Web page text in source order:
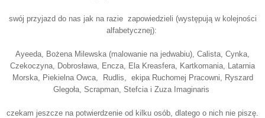
swój przyjazd do nas jak na razie zapowiedzieli (występują w kolejności
alfabetycznej):
Ayeeda, Bożena Milewska (malowanie na jedwabiu), Calista, Cynka,
Czekoczyna, Dobrosława, Encza, Ela Kreasfera, Kartkomania, Latarnia
Morska, Piekielna Owca, Rudlis, ekipa Ruchomej Pracowni, Ryszard
Glegoła, Scrapman, Stefcia i Zuza Imaginaris
czekam jeszcze na potwierdzenie od kilku osób, dlatego o nich nie piszę.